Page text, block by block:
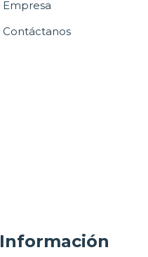
Empresa
Contáctanos
Información